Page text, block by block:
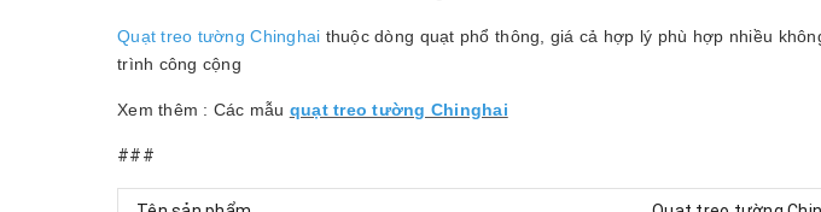
Quạt treo tường Chinghai thuộc dòng quạt phổ thông, giá cả hợp lý phù hợp nhiều
trình công cộng
Xem thêm : Các mẫu quạt treo tường Chinghai
###